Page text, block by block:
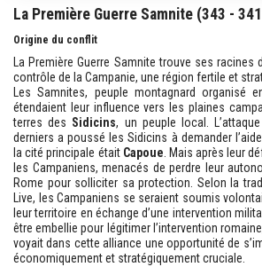
La Première Guerre Samnite (343 -
Origine du conflit
La Première Guerre Samnite trouve ses racines
contrôle de la Campanie, une région fertile et
Les Samnites, peuple montagnard organisé
étendaient leur influence vers les plaines
terres des Sidicins, un peuple local.
derniers a poussé les Sidicins à demander
la cité principale était Capoue. Mais après leur
les Campaniens, menacés de perdre leur
Rome pour solliciter sa protection. Selon la
Live, les Campaniens se seraient soumis
leur territoire en échange d’une intervention
être embellie pour légitimer l’intervention
voyait dans cette alliance une opportunité de
économiquement et stratégiquement cruciale.